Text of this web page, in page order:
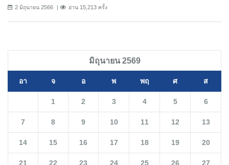
2 มิถุนายน 2566 อ่าน 15,213 ครั้ง
มิถุนายน 2569
อา จ อ พ พฤ ศ ส
1 2 3 4 5 6
7 8 9 10 11 12 13
14 15 16 17 18 19 20
21 22 23 24 25 26 27